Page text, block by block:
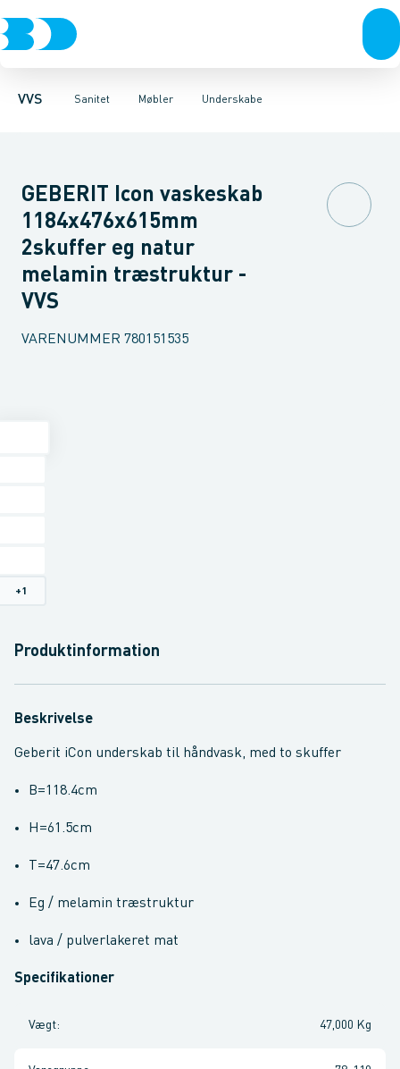
VVS Sanitet
Rør & fittingsPressfittings & rørKuglehaner & ventiler
Møbler
Toiletter, sæder og cisterner VaskeArmaturer
Underskabe
Møbelsæt & pakkerUnderskabeHøjskabe
GEBERIT Icon vaskeskab
1184x476x615mm
2skuffer eg natur
melamin træstruktur -
VVS
VARENUMMER 780151535
+1
Produktinformation
Beskrivelse
Geberit iCon underskab til håndvask, med to skuffer
B=118.4cm
H=61.5cm
T=47.6cm
Eg / melamin træstruktur
lava / pulverlakeret mat
Specifikationer
Vægt: 47,000 Kg